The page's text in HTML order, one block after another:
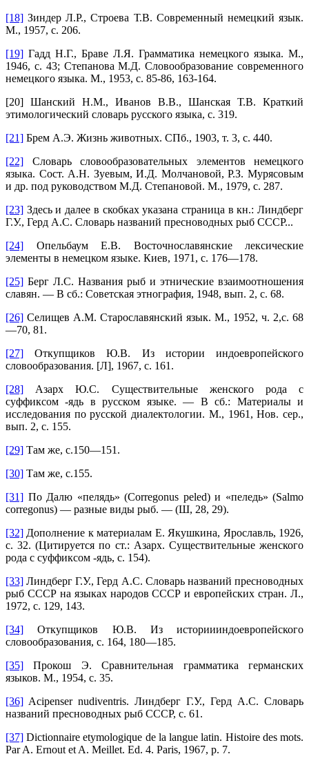
[18] Зиндер Л.Р., Строева Т.В. Современный немецкий язык.
М., 1957, с. 206.
[19] Гадд Н.Г., Браве Л.Я. Грамматика немецкого языка. М.,
1946, с. 43; Степанова М.Д. Словообразование современного
немецкого языка. М., 1953, с. 85-86, 163-164.
[20] Шанский Н.М., Иванов В.В., Шанская Т.В. Краткий
этимологический словарь русского языка, с. 319.
[21] Брем А.Э. Жизнь животных. СПб., 1903, т. 3, с. 440.
[22] Словарь словообразовательных элементов немецкого
языка. Сост. А.Н. Зуевым, И.Д. Молчановой, Р.З. Мурясовым
и др. под руководством М.Д. Степановой. М., 1979, с. 287.
[23] Здесь и далее в скобках указана страница в кн.: Линдберг
Г.У., Герд A.C. Словарь названий пресноводных рыб СССР...
[24] Опельбаум Е.В. Восточнославянские лексические
элементы в немецком языке. Киев, 1971, с. 176—178.
[25] Берг Л.С. Названия рыб и этнические взаимоотношения
славян. — В сб.: Советская этнография, 1948, вып. 2, с. 68.
[26] Селищев А.М. Старославянский язык. М., 1952, ч. 2,с. 68
—70, 81.
[27] Откупщиков Ю.В. Из истории индоевропейского
словообразования. [Л], 1967, с. 161.
[28] Азарх Ю.С. Существительные женского рода с
суффиксом -ядь в русском языке. — В сб.: Материалы и
исследования по русской диалектологии. М., 1961, Нов. сер.,
вып. 2, с. 155.
[29] Там же, с.150—151.
[30] Там же, с.155.
[31] По Далю «пелядь» (Corregonus peled) и «пеледь» (Salmo
corregonus) — разные виды рыб. — (Ш, 28, 29).
[32] Дополнение к материалам Е. Якушкина, Ярославль, 1926,
с. 32. (Цитируется по ст.: Азарх. Существительные женского
рода с суффиксом -ядь, с. 154).
[33] Линдберг Г.У., Герд A.C. Словарь названий пресноводных
рыб СССР на языках народов СССР и европейских стран. Л.,
1972, с. 129, 143.
[34] Откупщиков Ю.В. Из историииндоевропейского
словообразования, с. 164, 180—185.
[35] Прокош Э. Сравнительная грамматика германских
языков. М., 1954, с. 35.
[36] Acipenser nudiventris. Линдберг Г.У., Герд A.C. Словарь
названий пресноводных рыб СССР, с. 61.
[37] Dictionnaire etymologique de la langue latin. Histoire des mots.
Par A. Ernout et A. Meillet. Ed. 4. Paris, 1967, p. 7.